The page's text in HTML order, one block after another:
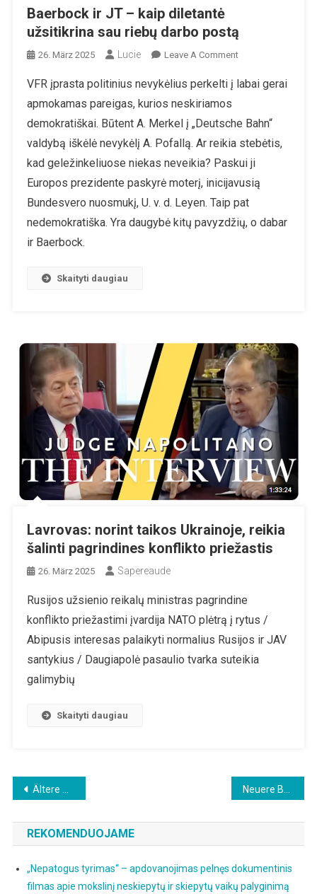
Baerbock ir JT – kaip diletantė
užsitikrina sau riebų darbo postą
26. März 2025 Lucie Leave A CommentOn
Ir
–
Užsitikrina
Sau
Riebų
Darbo
VFR įprasta politinius nevykėlius perkelti į labai gerai
apmokamas pareigas, kurios neskiriamos
demokratiškai. Būtent A. Merkel į „Deutsche Bahn“
valdybą iškėlė nevykėlį A. Pofallą. Ar reikia stebėtis,
kad geležinkeliuose niekas neveikia? Paskui ji
Europos prezidente paskyrė moterį, inicijavusią
Bundesvero nuosmukį, U. v. d. Leyen. Taip pat
nedemokratiška. Yra daugybė kitų pavyzdžių, o dabar
ir Baerbock.
Skaityti daugiau
Lavrovas: norint taikos Ukrainoje, reikia
šalinti pagrindines konflikto priežastis
26. März 2025 Sapereaude
Rusijos užsienio reikalų ministras pagrindine
konflikto priežastimi įvardija NATO plėtrą į rytus /
Abipusis interesas palaikyti normalius Rusijos ir JAV
santykius / Daugiapolė pasaulio tvarka suteikia
galimybių
Skaityti daugiau
Beitragsnavigation
Ältere Beiträge
REKOMENDUOJAME
„Nepatogus tyrimas“ – apdovanojimas pelnęs dokumentinis
filmas apie mokslinį neskiepytų ir skiepytų vaikų palyginimą